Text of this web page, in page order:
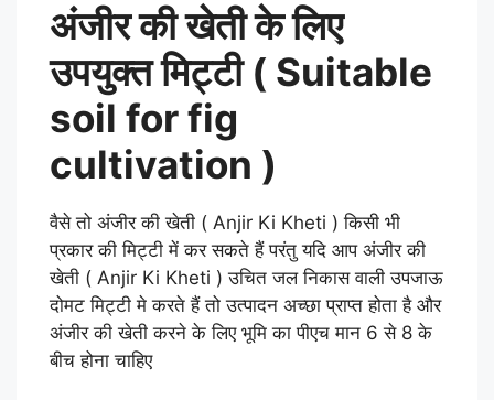
अंजीर की खेती के लिए
उपयुक्त मिट्टी ( Suitable
soil for fig
cultivation )
वैसे तो अंजीर की खेती ( Anjir Ki Kheti ) किसी भी
प्रकार की मिट्टी में कर सकते हैं परंतु यदि आप अंजीर की
खेती ( Anjir Ki Kheti ) उचित जल निकास वाली उपजाऊ
दोमट मिट्टी मे करते हैं तो उत्पादन अच्छा प्राप्त होता है और
अंजीर की खेती करने के लिए भूमि का पीएच मान 6 से 8 के
बीच होना चाहिए